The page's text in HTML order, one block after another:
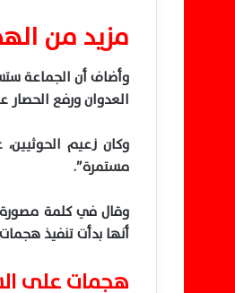
مزيد من
وأضاف أن الجماعة
العدوان ورفع
وكان زعيم
مستمرة”.
وقال في كلمة
أنها بدأت تنفيذ
هجمات على